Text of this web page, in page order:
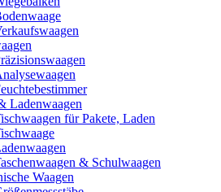
Ladenwaagen
für Pakete, Laden
& Schulwaagen
Waagen